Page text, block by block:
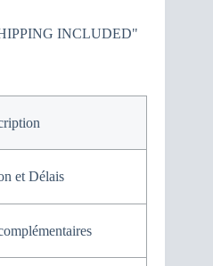
INCLUDED"
et Délais